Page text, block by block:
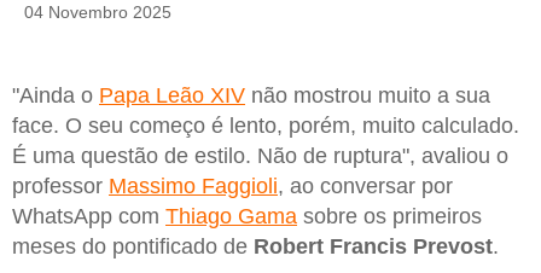
04 Novembro 2025
"Ainda o Papa Leão XIV não mostrou muito a sua
face. O seu começo é lento, porém, muito calculado.
É uma questão de estilo. Não de ruptura", avaliou o
professor Massimo Faggioli, ao conversar por
WhatsApp com Thiago Gama sobre os primeiros
meses do pontificado de Robert Francis Prevost.